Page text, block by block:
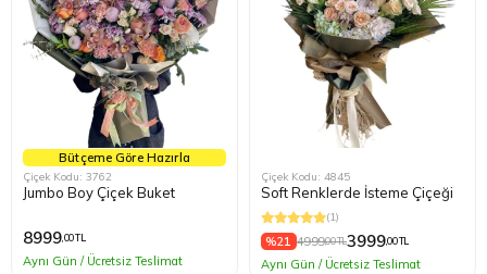
Bütçeme Göre Hazırla
Çiçek Kodu: 3762
Jumbo Boy Çiçek Buket
8999,00 TL
Aynı Gün / Ücretsiz Teslimat
Çiçek Kodu: 4845
Soft Renklerde İsteme Çiçeği
(1)
%21 4999,00 TL3999,00 TL
Aynı Gün / Ücretsiz Teslimat